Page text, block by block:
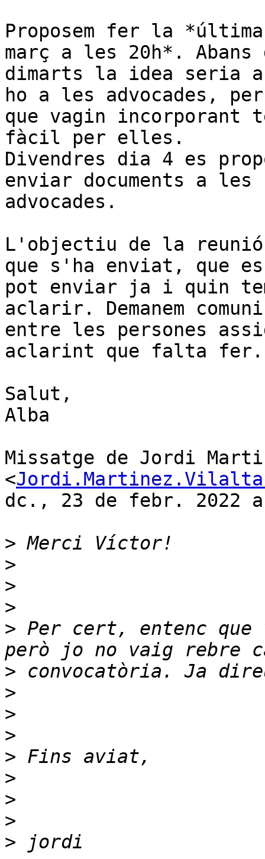
Proposem fer la
març a les 20h*. Abans
dimarts la idea seria
ho a les advocades, per
que vagin incorporant
fàcil per elles.
Divendres dia 4 es
enviar documents a les
advocades.
L'objectiu de la
que s'ha enviat, que es
pot enviar ja i quin
aclarir. Demanem
entre les persones
aclarint que falta fer.
Salut,
Alba
Missatge de Jordi
<
dc., 23 de febr. 2022
>
>
>
>
> Per cert, entenc
>
>
>
>
>
>
>
>
>